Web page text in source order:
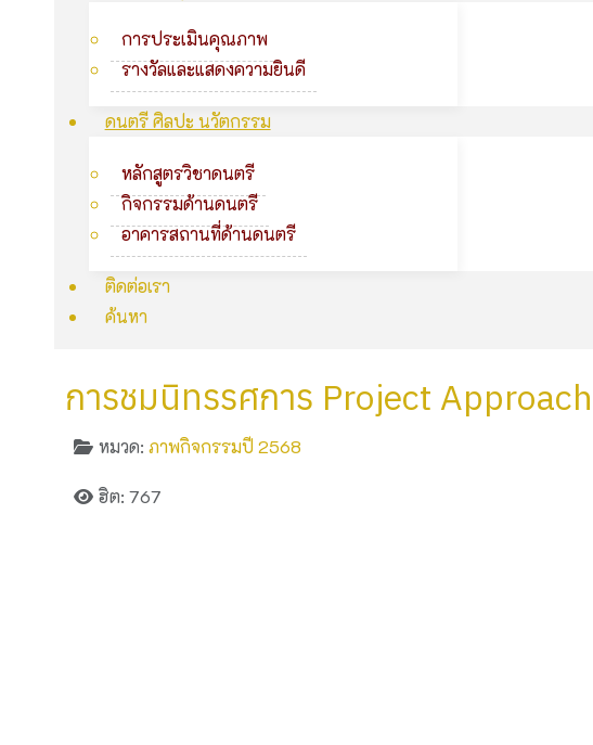
การประเมินคุณภาพ
รางวัลและแสดงความยินดี
ดนตรี ศิลปะ นวัตกรรม
หลักสูตรวิชาดนตรี
กิจกรรมด้านดนตรี
อาคารสถานที่ด้านดนตรี
ติดต่อเรา
ค้นหา
การชมนิทรรศการ ​Project​
หมวด:ภาพกิจกรรมปี 2568
ฮิต: 767